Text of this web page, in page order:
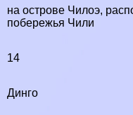
на острове Чилоэ,
побережья Чили
14
Динго